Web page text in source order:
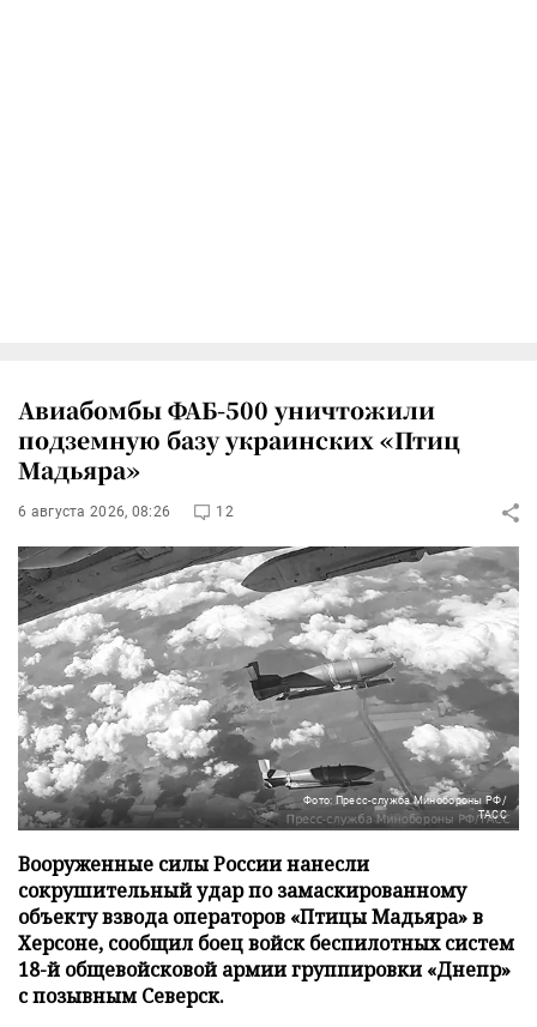
Авиабомбы ФАБ-500 уничтожили
подземную базу украинских «Птиц
Мадьяра»
6 августа 2026, 08:26 12
Фото: Пресс-служба Минобороны РФ/
ТАСС
Вооруженные силы России нанесли
сокрушительный удар по замаскированному
объекту взвода операторов «Птицы Мадьяра» в
Херсоне, сообщил боец войск беспилотных систем
18-й общевойсковой армии группировки «Днепр»
с позывным Северск.